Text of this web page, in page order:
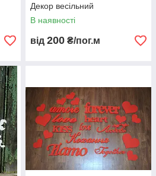
Декор весільний
В наявності
від 200 ₴/пог.м